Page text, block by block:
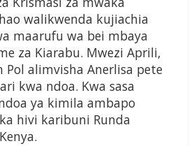
walikwenda kujiachia
maarufu wa bei mbaya
za Kiarabu. Mwezi Aprili,
Pol alimvisha Anerlisa pete
kwa ndoa. Kwa sasa
ya kimila ambapo
hivi karibuni Runda